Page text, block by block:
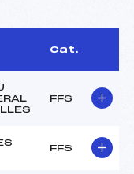
Cat.
FFS
FFS